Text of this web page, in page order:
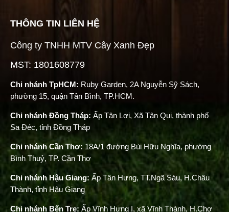
THÔNG TIN LIÊN HỆ
Công ty TNHH MTV Cây Xanh Đẹp
MST: 1801608779
Chi nhánh TpHCM: Ruby Garden, 2A Nguyễn Sỹ Sách,
phường 15, quận Tân Bình, TP.HCM.
Chi nhánh Đồng Tháp: Ấp Tân Lợi, Xã Tân Qui, thành phố
Sa Đéc, tỉnh Đồng Tháp
Chi nhánh Cần Thơ: 18A/1 đường Bùi Hữu Nghĩa, phường
Bình Thuỷ, TP. Cần Thơ
Chi nhánh Hậu Giang: Ấp Tân Hưng, TT.Ngã Sáu, H.Châu
Thành, tỉnh Hậu Giang
Chi nhánh Bến Tre: Ấp Vĩnh Hưng I, xã Vĩnh Thành, H.Chợ